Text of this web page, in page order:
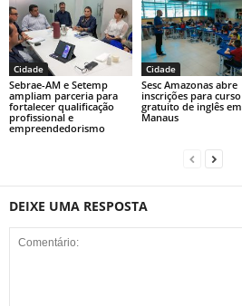
Cidade
Sebrae-AM e Setemp
ampliam parceria para
fortalecer qualificação
profissional e
empreendedorismo
Cidade
Sesc Amazonas abre
inscrições para curso
gratuito de inglês em
Manaus
DEIXE UMA RESPOSTA